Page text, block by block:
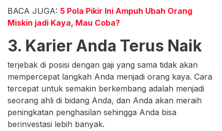
BACA JUGA: 5 Pola Pikir Ini Ampuh Ubah Orang
Miskin jadi Kaya, Mau Coba?
3. Karier Anda Terus Naik
terjebak di posisi dengan gaji yang sama tidak akan
mempercepat langkah Anda menjadi orang kaya. Cara
tercepat untuk semakin berkembang adalah menjadi
seorang ahli di bidang Anda, dan Anda akan meraih
peningkatan penghasilan sehingga Anda bisa
berinvestasi lebih banyak.